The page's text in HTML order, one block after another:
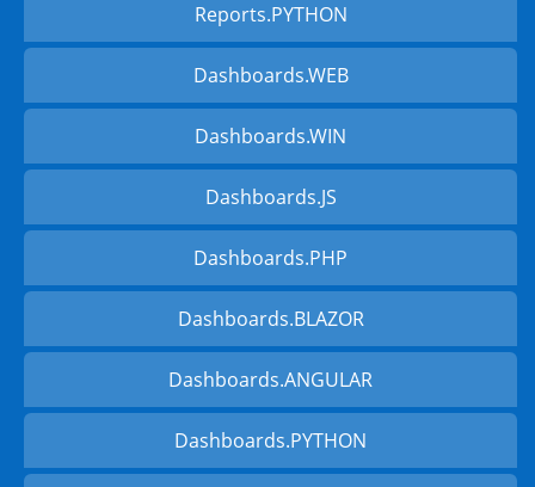
Reports.PYTHON
Dashboards.WEB
Dashboards.WIN
Dashboards.JS
Dashboards.PHP
Dashboards.BLAZOR
Dashboards.ANGULAR
Dashboards.PYTHON